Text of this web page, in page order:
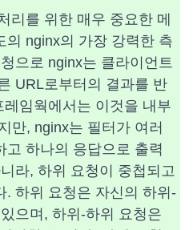
리를 위한 매우 중요한 메
의 nginx의 가장 강력한 측
으로 nginx는 클라이언트
URL로부터의 결과를 반
임웍에서는 이것을 내부
만, nginx는 필터가 여러
고 하나의 응답으로 출력
라, 하위 요청이 중첩되고
. 하위 요청은 자신의 하위-
으며, 하위-하위 요청은